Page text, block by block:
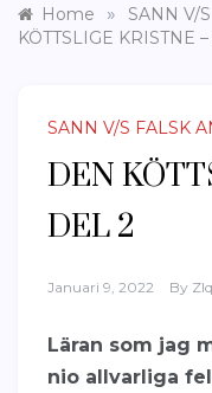
Home » SANN V/
KÖTTSLIGE KRISTNE
SANN V/S FALSK
DEN
DEL 2
Januari 9, 2022 By
Läran som jag
nio allvarliga